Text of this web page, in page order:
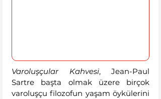
Varoluşçular Kahvesi, Jean-Paul
Sartre başta olmak üzere birçok
varoluşçu filozofun yaşam öykülerini